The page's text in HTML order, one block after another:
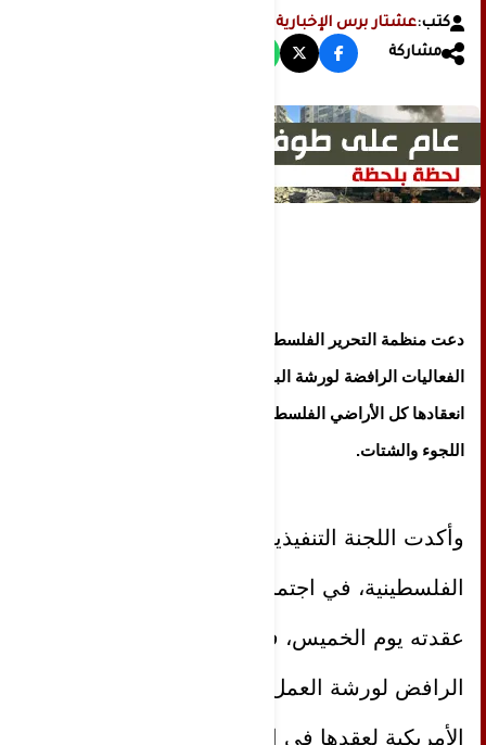
كتب:عشتار برس الإخبارية
مشاركة
دعت منظمة التحرير الفلسطينية إلى مشاركة واسعة في
الفعاليات الرافضة لورشة البحرين التي ستعم عشية
انعقادها كل الأراضي الفلسطينية المحتلة ومخيمات
اللجوء والشتات.
وأكدت اللجنة التنفيذية لمنظمة التحرير
الفلسطينية، في اجتماعها التشاوري الذي
عقدته يوم الخميس، في رام الله، موقفها
الرافض لورشة العمل التي دعت الإدارة
الأمريكية لعقدها في المنامة.